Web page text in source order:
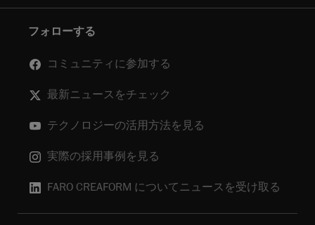
フォローする
コミュニティに参加する
最新ニュースをチェック
テクノロジーの活用方法を見る
実際の採用事例を見る
FARO CREAFORM についてニュースを受け取る